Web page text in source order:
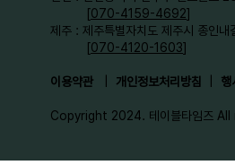
[070-4159-4692]​
제주 : 제주특별자치도 제주시 종인
[070-4120-1603]
이용약관 개인정보처리방침 행
Copyright 2024. 테이블타임즈